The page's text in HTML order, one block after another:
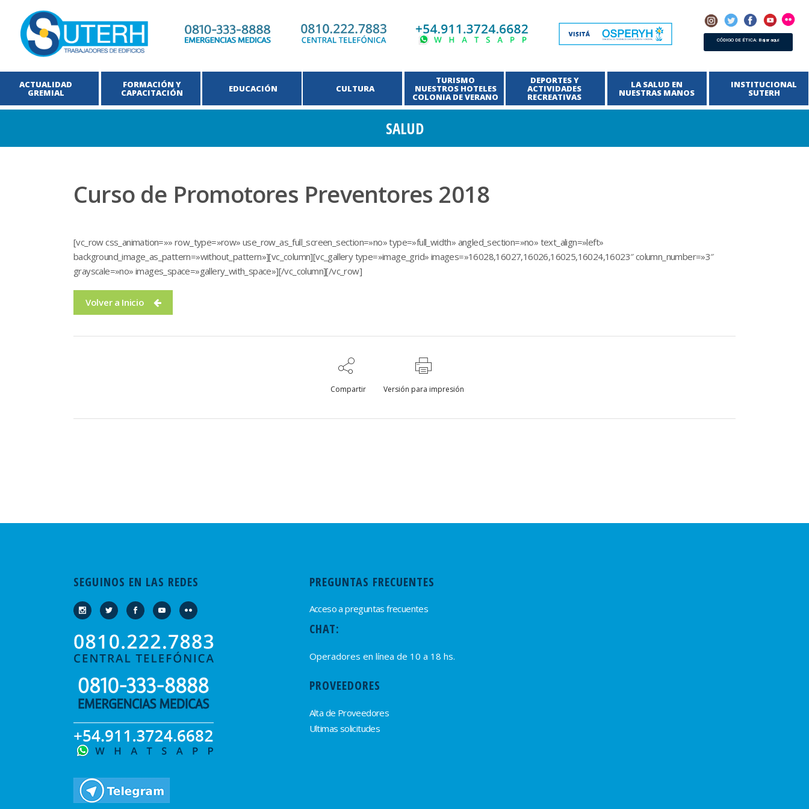
CÓDIGO DE ÉTICA: Bajar aquí
ACTUALIDAD
GREMIAL EDUCACIÓN CULTURA
TURISMO
NUESTROS HOTELES
COLONIA DE VERANO
DEPORTES Y
ACTIVIDADES
RECREATIVAS
LA SALUD EN
NUESTRAS MANOS
INSTITUCIONAL
SUTERH
FORMACIÓN Y
CAPACITACIÓN
SALUD
Curso de Promotores Preventores 2018
[vc_row css_animation=»» row_type=»row» use_row_as_full_screen_section=»no» type=»full_width» angled_section=»no» text_align=»left»
background_image_as_pattern=»without_pattern»][vc_column][vc_gallery type=»image_grid» images=»16028,16027,16026,16025,16024,16023″ column_number=»3″
grayscale=»no» images_space=»gallery_with_space»][/vc_column][/vc_row]
Volver a Inicio
Compartir Versión para impresión
SEGUINOS EN LAS REDES PREGUNTAS FRECUENTES
Acceso a preguntas frecuentes
CHAT:
Operadores en línea de 10 a 18 hs.
PROVEEDORES
Alta de Proveedores
Ultimas solicitudes